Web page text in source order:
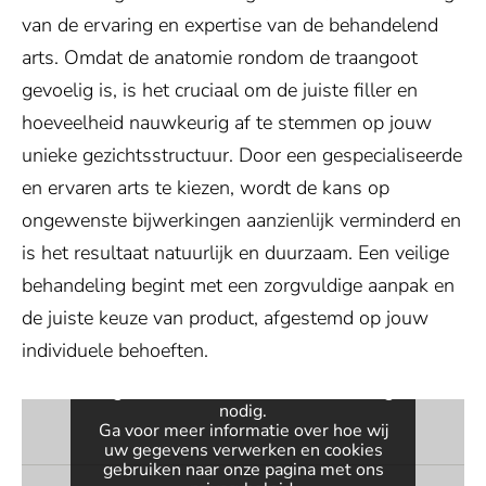
van de ervaring en expertise van de behandelend
arts. Omdat de anatomie rondom de traangoot
gevoelig is, is het cruciaal om de juiste filler en
hoeveelheid nauwkeurig af te stemmen op jouw
unieke gezichtsstructuur. Door een gespecialiseerde
en ervaren arts te kiezen, wordt de kans op
ongewenste bijwerkingen aanzienlijk verminderd en
is het resultaat natuurlijk en duurzaam. Een veilige
behandeling begint met een zorgvuldige aanpak en
de juiste keuze van product, afgestemd op jouw
individuele behoeften.
Toestemming vereist
Deze inhoud wordt geleverd door
nodig.
Ga voor meer informatie over hoe wij
uw gegevens verwerken en cookies
gebruiken naar onze pagina met ons